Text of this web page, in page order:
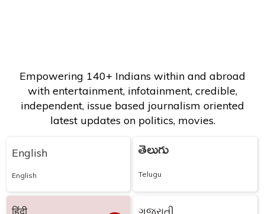
Empowering 140+ Indians within and abroad
with entertainment, infotainment, credible,
independent, issue based journalism oriented
latest updates on politics, movies.
English
English
తెలుగు
Telugu